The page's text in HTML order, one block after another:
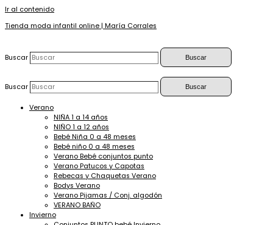
Ir al contenido
Tienda moda infantil online | María Corrales
Buscar Buscar
Buscar Buscar
Verano
NIÑA 1 a 14 años
NIÑO 1 a 12 años
Bebé Niña 0 a 48 meses
Bebé niño 0 a 48 meses
Verano Bebé conjuntos punto
Verano Patucos y Capotas
Rebecas y Chaquetas Verano
Bodys Verano
Verano Pijamas / Conj. algodón
VERANO BAÑO
Invierno